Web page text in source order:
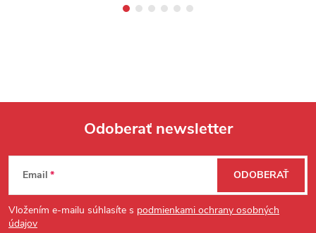
Zápätie
Odoberať newsletter
Email
Vložením e-mailu súhlasíte s podmienkami ochrany osobných
údajov
ODOBERAŤ